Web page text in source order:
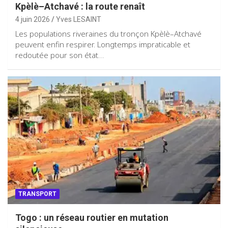
Kpèlè–Atchavé : la route renaît
4 juin 2026 Yves LESAINT
Les populations riveraines du tronçon Kpèlè–Atchavé
peuvent enfin respirer. Longtemps impraticable et
redoutée pour son état…
TRANSPORT
Togo : un réseau routier en mutation